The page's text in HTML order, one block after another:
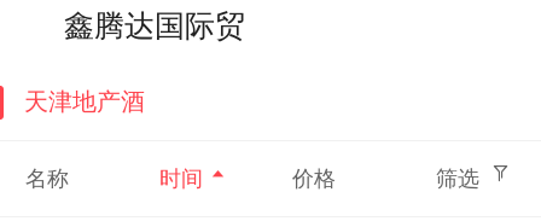
天津地产酒
名称 时间 价格 筛选